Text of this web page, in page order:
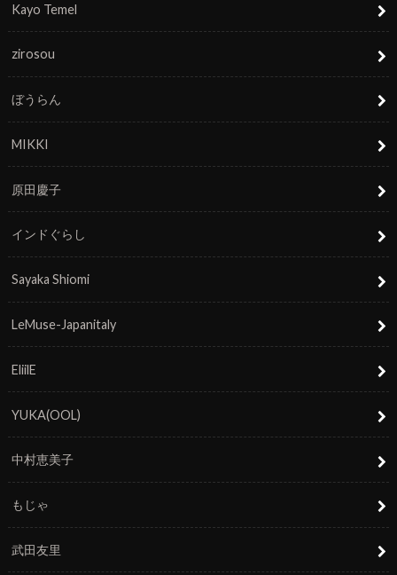
Kayo Temel
zirosou
ぼうらん
MIKKI
原田慶子
インドぐらし
Sayaka Shiomi
LeMuse-Japanitaly
EliilE
YUKA(OOL)
中村恵美子
もじゃ
武田友里